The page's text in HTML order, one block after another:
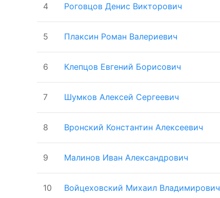
4 Роговцов Денис Викторович
5 Плаксин Роман Валериевич
6 Клепцов Евгений Борисович
7 Шумков Алексей Сергеевич
8 Вронский Константин Алексеевич
9 Малинов Иван Александрович
10 Войцеховский Михаил Владимирович